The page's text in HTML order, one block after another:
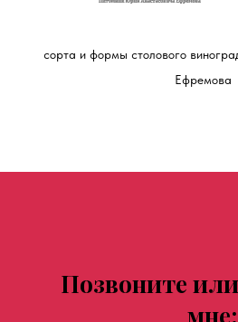
сорта и формы столового
Ефремова
Позвоните
мне: